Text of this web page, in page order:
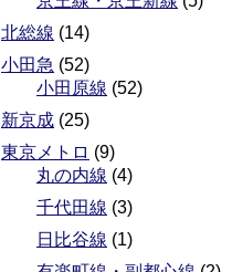
北総線 (14)
小田急 (52)
小田原線 (52)
新京成 (25)
東京メトロ (9)
丸の内線 (4)
千代田線 (3)
日比谷線 (1)